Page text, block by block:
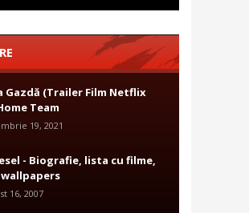
Gazdă (Trailer Film Netflix
Team
19, 2021
- Biografie, lista cu filme,
16, 2007